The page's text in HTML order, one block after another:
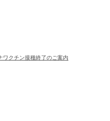
ワクチン接種終了のご案内